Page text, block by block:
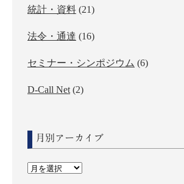
統計・資料 (21)
法令・通達 (16)
セミナー・シンポジウム (6)
D-Call Net (2)
月別アーカイブ